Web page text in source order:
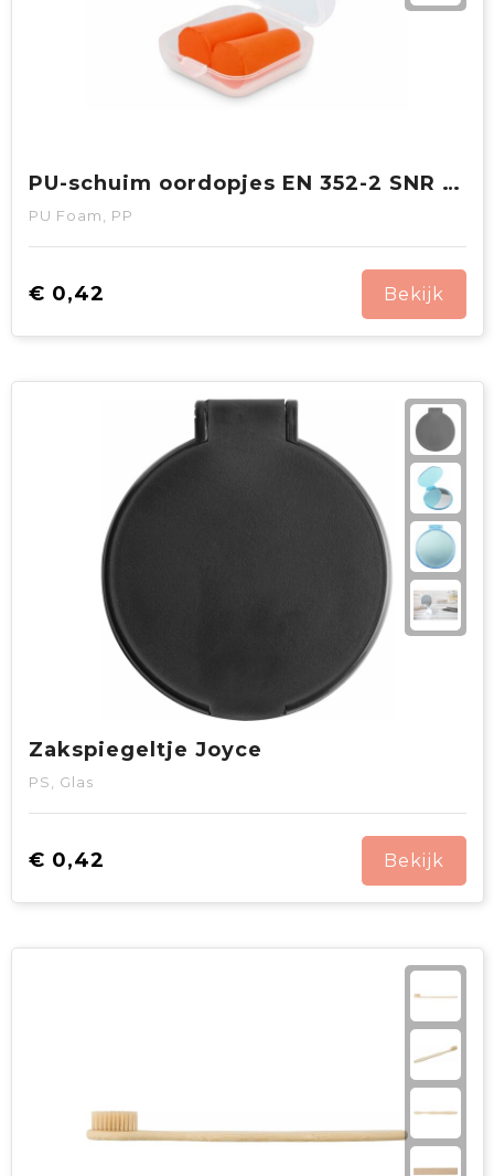
PU-schuim oordopjes EN 352-2 SNR 37 dB
PU Foam, PP
€ 0,42 Bekijk
Zakspiegeltje Joyce
PS, Glas
€ 0,42 Bekijk